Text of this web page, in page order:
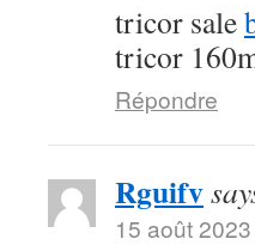
tricor sale
tricor
Répondre
Rguifv
15 août